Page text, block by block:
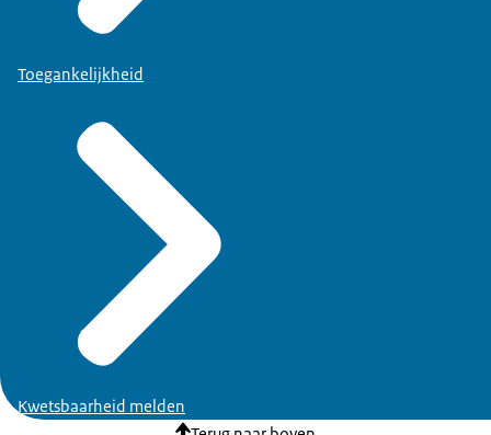
Toegankelijkheid
Kwetsbaarheid melden